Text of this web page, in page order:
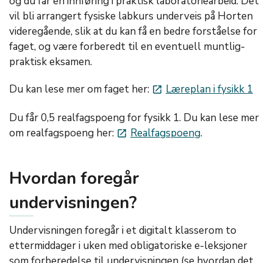
vil bli arrangert fysiske labkurs underveis på Horten
videregående, slik at du kan få en bedre forståelse for
faget, og være forberedt til en eventuell muntlig-
praktisk eksamen.
Du kan lese mer om faget her: launch Læreplan i fysikk 1
Du får 0,5 realfagspoeng for fysikk 1. Du kan lese mer
om realfagspoeng her: launch Realfagspoeng.
Hvordan foregår
undervisningen?
Undervisningen foregår i et digitalt klasserom to
ettermiddager i uken med obligatoriske e-leksjoner